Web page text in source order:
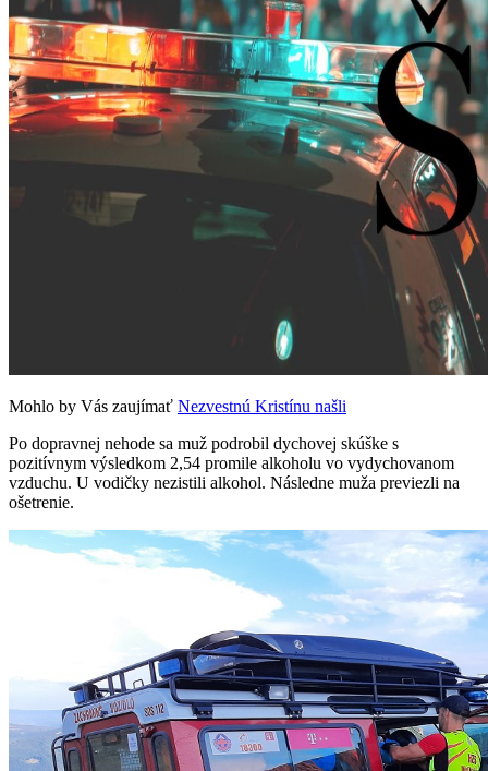
Mohlo by Vás zaujímať Nezvestnú Kristínu našli
Po dopravnej nehode sa muž podrobil dychovej skúške s
pozitívnym výsledkom 2,54 promile alkoholu vo vydychovanom
vzduchu. U vodičky nezistili alkohol. Následne muža previezli na
ošetrenie.